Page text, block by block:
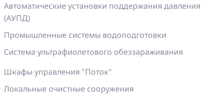
Автоматические установки поддержания давления
(АУПД)
Промышленные системы водоподготовки
Система ультрафиолетового обеззараживания
Шкафы управления "Поток"
Локальные очистные сооружения